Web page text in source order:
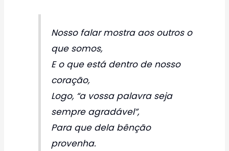
Nosso falar mostra aos outros o
que somos,
E o que está dentro de nosso
coração,
Logo, “a vossa palavra seja
sempre agradável”,
Para que dela bênção
provenha.